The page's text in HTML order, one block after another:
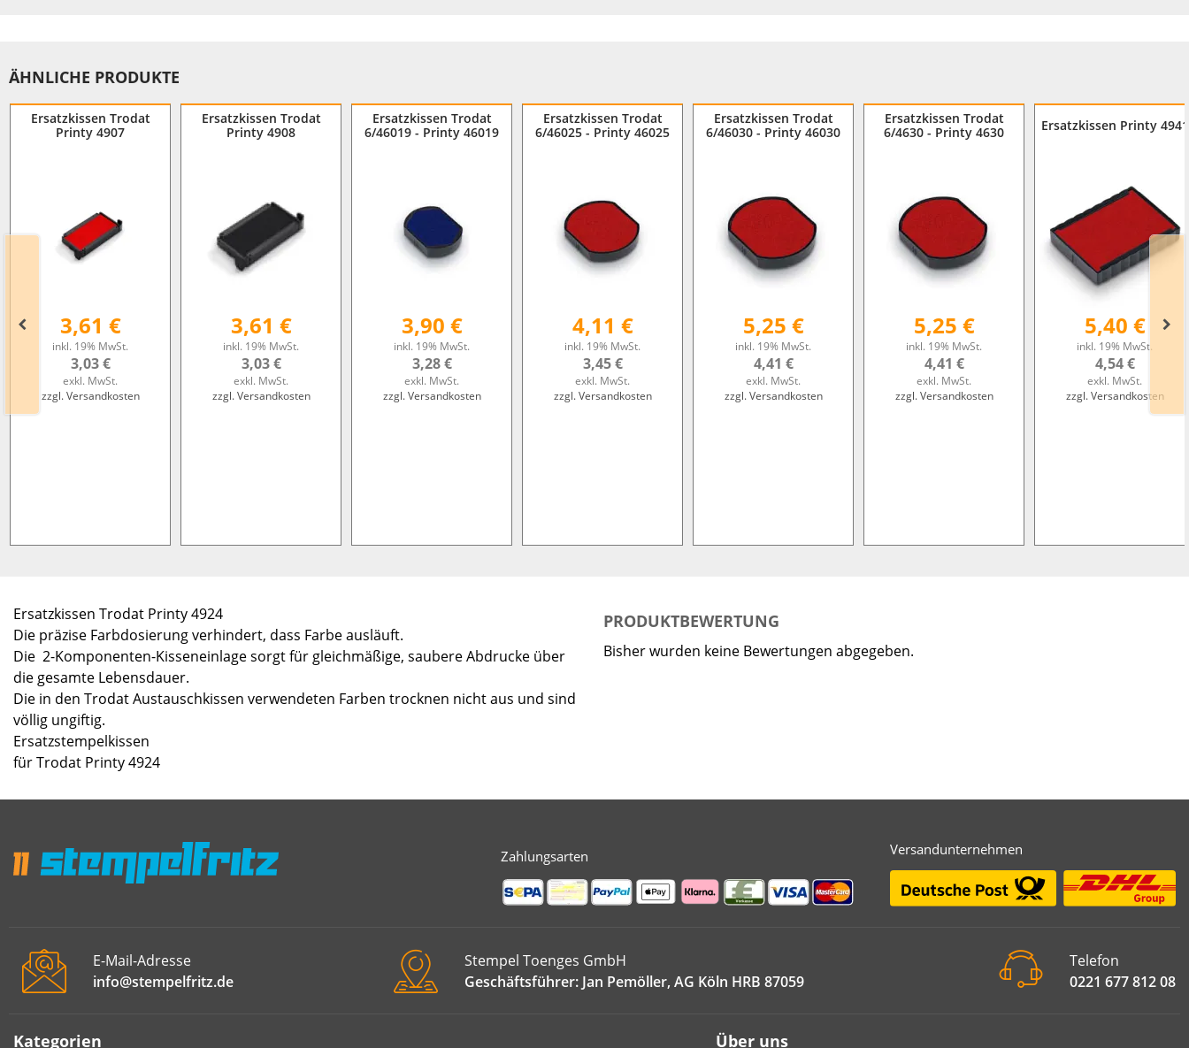
ÄHNLICHE PRODUKTE
Ersatzkissen Trodat
Printy 4907
3,61 €
inkl. 19% MwSt.
3,03 €
exkl. MwSt.
zzgl. Versandkosten
Ersatzkissen Trodat
Printy 4908
3,61 €
inkl. 19% MwSt.
3,03 €
exkl. MwSt.
zzgl. Versandkosten
Ersatzkissen Trodat
6/46019 - Printy 46019
3,90 €
inkl. 19% MwSt.
3,28 €
exkl. MwSt.
zzgl. Versandkosten
Ersatzkissen Trodat
6/46025 - Printy 46025
4,11 €
inkl. 19% MwSt.
3,45 €
exkl. MwSt.
zzgl. Versandkosten
Ersatzkissen Trodat
6/46030 - Printy 46030
5,25 €
inkl. 19% MwSt.
4,41 €
exkl. MwSt.
zzgl. Versandkosten
Ersatzkissen Trodat
6/4630 - Printy 4630
5,25 €
inkl. 19% MwSt.
4,41 €
exkl. MwSt.
zzgl. Versandkosten
Ersatzkissen Printy 4941
5,40 €
inkl. 19% MwSt.
4,54 €
exkl. MwSt.
zzgl. Versandkosten
Ersatzkissen Trodat Printy 4924
Die präzise Farbdosierung verhindert, dass Farbe ausläuft.
Die 2-Komponenten-Kisseneinlage sorgt für gleichmäßige, saubere Abdrucke über
die gesamte Lebensdauer.
Die in den Trodat Austauschkissen verwendeten Farben trocknen nicht aus und sind
völlig ungiftig.
Ersatzstempelkissen
für Trodat Printy 4924
PRODUKTBEWERTUNG
Bisher wurden keine Bewertungen abgegeben.
Zahlungsarten Versandunternehmen
E-Mail-Adresse
info@stempelfritz.de
Stempel Toenges GmbH
Geschäftsführer: Jan Pemöller, AG Köln HRB 87059
Telefon
0221 677 812 08
Kategorien Über uns